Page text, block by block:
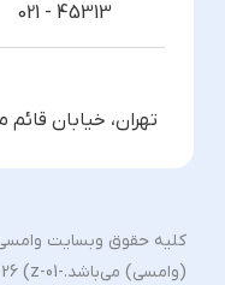
021 - 45313
تهران، خیابان قائم مقام
کلیه حقوق وبسایت
(وامسی) می‌باشد.(z-01-